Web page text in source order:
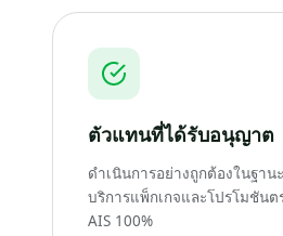
ตัวแทนที่ได้รับอนุญาต
ดำเนินการอย่างถูกต้องในฐาน
บริการแพ็กเกจและโปรโมชันต
AIS 100%